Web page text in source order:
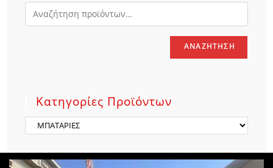
ΑΝΑΖΉΤΗΣΗ
Κατηγορίες Προϊόντων